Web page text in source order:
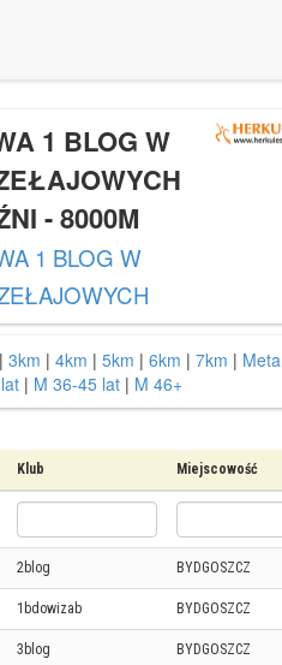
1 BLOG W
- 8000M
1 BLOG W
| 3km | 4km | 5km | 6km | 7km | Meta
| M 36-45 lat | M 46+
Klub Miejscowość
2blog BYDGOSZCZ
1bdowizab BYDGOSZCZ
3blog BYDGOSZCZ